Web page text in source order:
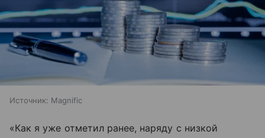
Источник: Magnific
«Как я уже отметил ранее, наряду с низкой